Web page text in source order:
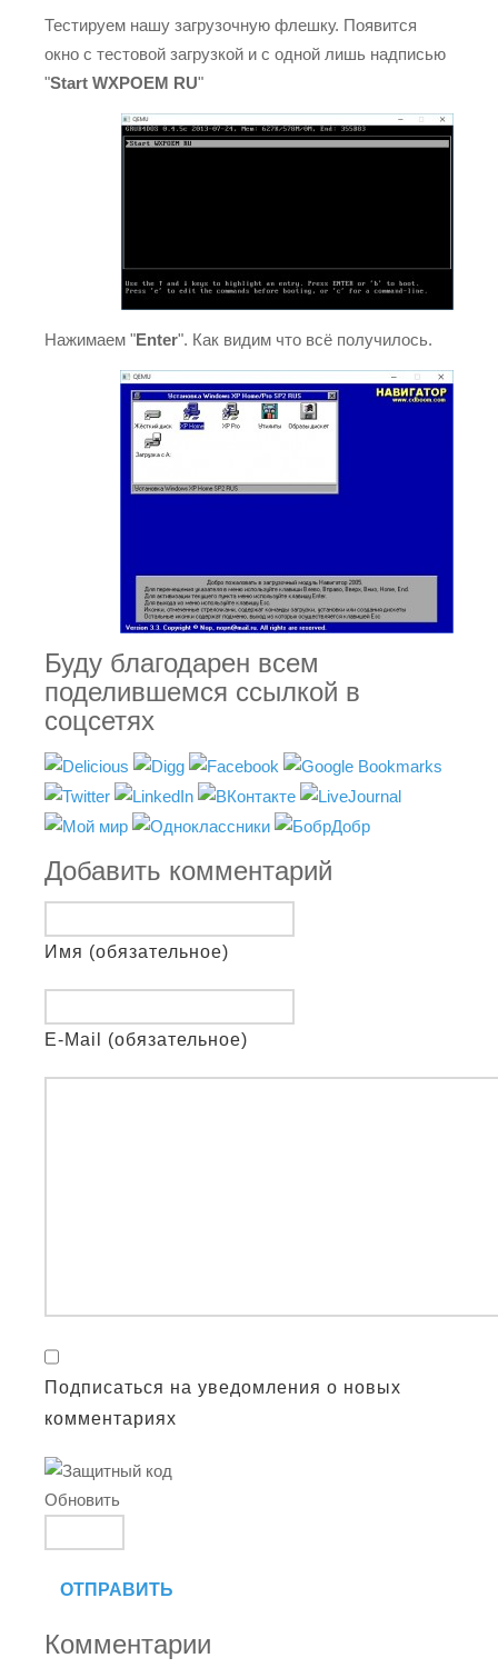
Тестируем нашу загрузочную флешку. Появится
окно с тестовой загрузкой и с одной лишь надписью
"Start WXPOEM RU"
Нажимаем "Enter". Как видим что всё получилось.
Буду благодарен всем
поделившемся ссылкой в
соцсетях
Добавить комментарий
Имя (обязательное)
E-Mail (обязательное)
Подписаться на уведомления о новых
комментариях
Обновить
ОТПРАВИТЬ
Комментарии